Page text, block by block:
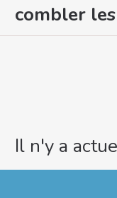
combler
Il n'y a